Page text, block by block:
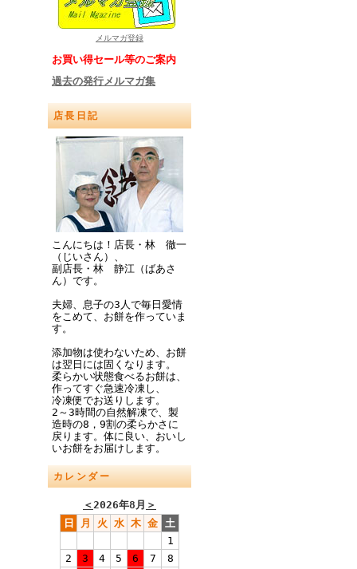
メルマガ登録
お買い得セール等のご案内
過去の発行メルマガ集
店長日記
こんにちは！店長・林 徹一
（じいさん）、
副店長・林 静江（ばあさ
ん）です。
夫婦、息子の3人で毎日愛情
をこめて、お餅を作っていま
す。
添加物は使わないため、お餅
は翌日には固くなります。
柔らかい状態食べるお餅は、
作ってすぐ急速冷凍し、
冷凍便でお送りします。
2～3時間の自然解凍で、製
造時の8，9割の柔らかさに
戻ります。体に良い、おいし
いお餅をお届けします。
カレンダー
＜2026年8月 ＞
日
月 火 水 木 金 土
1
2
3 4 5 6 7
8